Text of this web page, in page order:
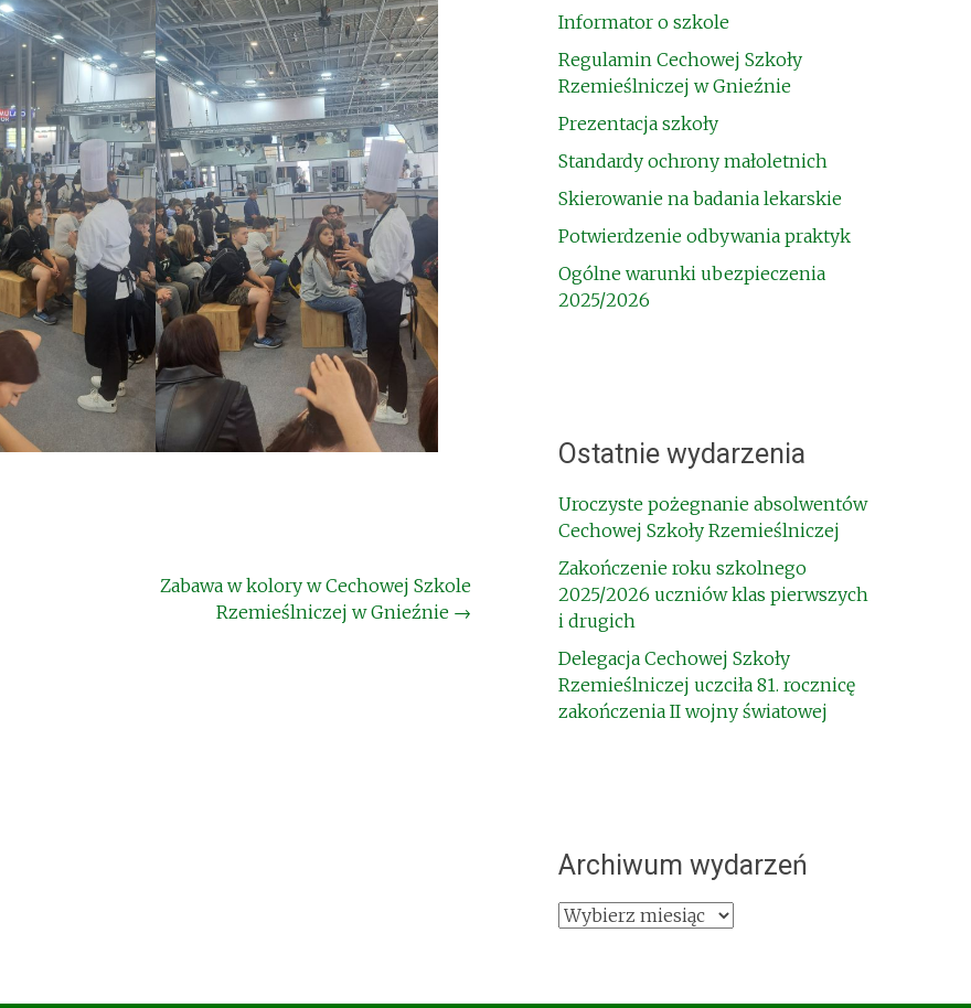
Zabawa w kolory w Cechowej Szkole
Rzemieślniczej w Gnieźnie →
Informator o szkole
Regulamin Cechowej Szkoły
Rzemieślniczej w Gnieźnie
Prezentacja szkoły
Standardy ochrony małoletnich
Skierowanie na badania lekarskie
Potwierdzenie odbywania praktyk
Ogólne warunki ubezpieczenia
2025/2026
Ostatnie wydarzenia
Uroczyste pożegnanie absolwentów
Cechowej Szkoły Rzemieślniczej
Zakończenie roku szkolnego
2025/2026 uczniów klas pierwszych
i drugich
Delegacja Cechowej Szkoły
Rzemieślniczej uczciła 81. rocznicę
zakończenia II wojny światowej
Archiwum wydarzeń
Archiwum